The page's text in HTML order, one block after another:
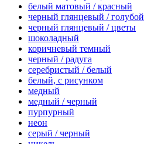
белый матовый / красный
черный глянцевый / голубой
черный глянцевый / цветы
шоколадный
коричневый темный
черный / радуга
серебристый / белый
белый, с рисунком
медный
медный / черный
пурпурный
неон
серый / черный